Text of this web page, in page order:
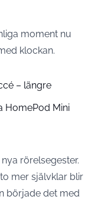
moment nu
klockan.
– längre
HomePod Mini
rörelsegester.
mer självklar blir
började det med